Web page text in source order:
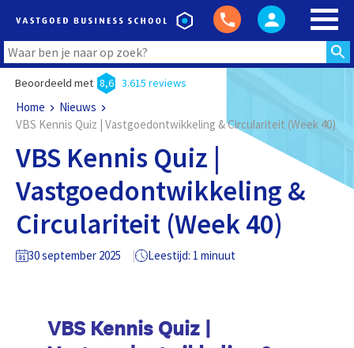
Beoordeeld met 8,6 3.615 reviews
Home
Nieuws
VBS Kennis Quiz | Vastgoedontwikkeling & Circulariteit (Week 40)
VBS Kennis Quiz |
Vastgoedontwikkeling &
Circulariteit (Week 40)
30 september 2025 Leestijd: 1 minuut